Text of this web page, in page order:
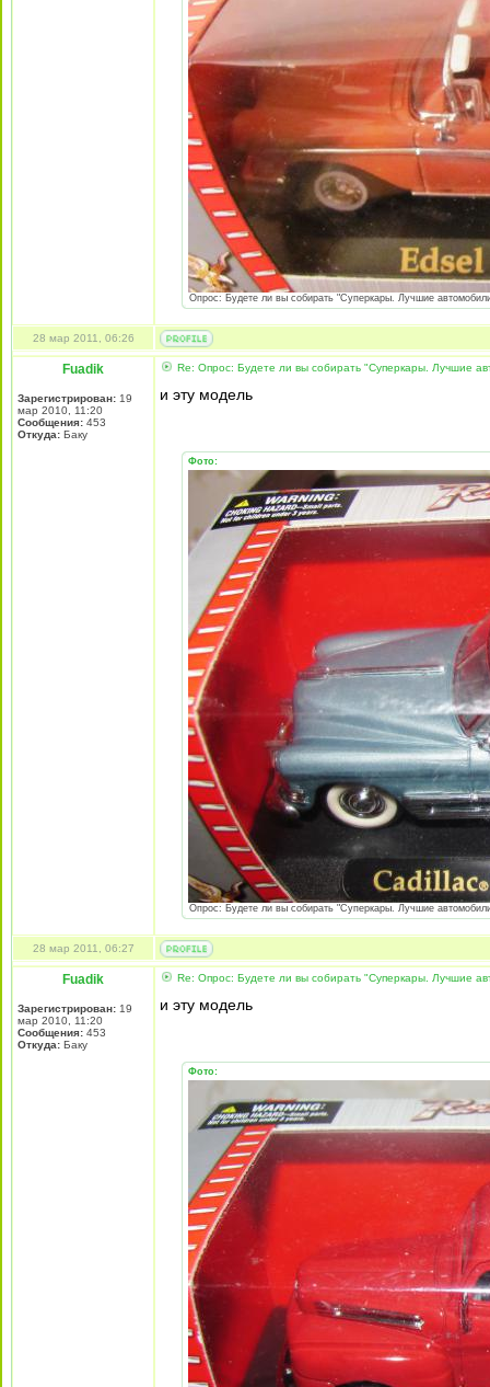
Опрос: Будете ли вы собирать "Суперкары. Лучшие
28 мар 2011, 06:26
Fuadik
Зарегистрирован: 19
мар 2010, 11:20
Сообщения: 453
Откуда: Баку
Re: Опрос: Будете ли вы собирать "Суперкары. Лучшие
и эту модель
Фото:
Опрос: Будете ли вы собирать "Суперкары. Лучшие
28 мар 2011, 06:27
Fuadik
Зарегистрирован: 19
мар 2010, 11:20
Сообщения: 453
Откуда: Баку
Re: Опрос: Будете ли вы собирать "Суперкары. Лучшие
и эту модель
Фото: